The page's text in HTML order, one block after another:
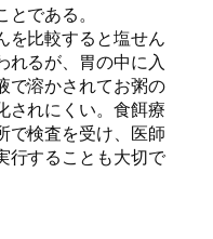
である。
を比較すると塩せん
れるが、胃の中に入
で溶かされてお粥の
されにくい。食餌療
で検査を受け、医師
行することも大切で